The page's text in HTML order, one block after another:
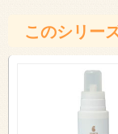
このシリー